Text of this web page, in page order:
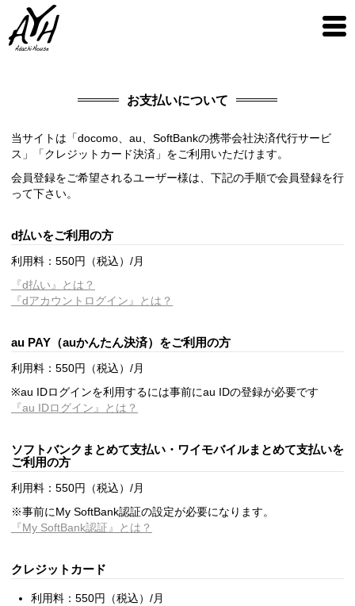
お支払いについて
当サイトは「docomo、au、SoftBankの携帯会社決済代行サービ
ス」「クレジットカード決済」をご利用いただけます。
会員登録をご希望されるユーザー様は、下記の手順で会員登録を行
って下さい。
d払いをご利用の方
利用料：550円（税込）/月
『d払い』とは？
『dアカウントログイン』とは？
au PAY（auかんたん決済）をご利用の方
利用料：550円（税込）/月
※au IDログインを利用するには事前にau IDの登録が必要です
『au IDログイン』とは？
ソフトバンクまとめて支払い・ワイモバイルまとめて支払いを
ご利用の方
利用料：550円（税込）/月
※事前にMy SoftBank認証の設定が必要になります。
『My SoftBank認証』とは？
クレジットカード
利用料：550円（税込）/月